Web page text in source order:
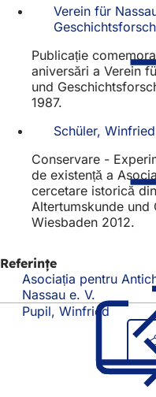
Verein für
Publicație
aniversări a Verein
und
1987.
Schüler, Winfried
Conservare -
de existență a
cercetare istorică
Altertumskunde und
Wiesbaden 2012.
Referințe
Asociația pentru
Nassau e. V.
deschide
filă
nouă)
Pupil, Winfried